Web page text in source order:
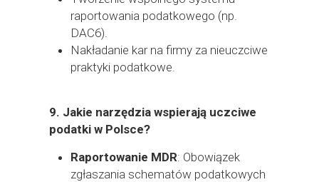
raportowania podatkowego (np.
DAC6).
Nakładanie kar na firmy za nieuczciwe
praktyki podatkowe.
9. Jakie narzędzia wspierają uczciwe
podatki w Polsce?
Raportowanie MDR: Obowiązek
zgłaszania schematów podatkowych